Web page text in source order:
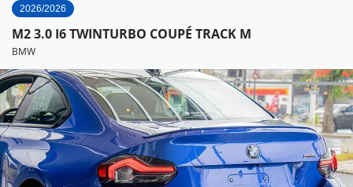
2026/2026
M2 3.0 I6 TWINTURBO COUPÉ TRACK M
BMW